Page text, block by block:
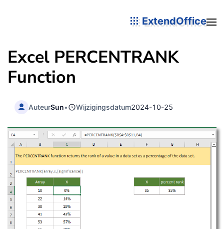
ExtendOffice
Excel PERCENTRANK
Function
AuteurSun• Wijzigingsdatum2024-10-25